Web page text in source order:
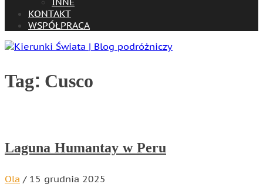
KONTAKT
WSPÓŁPRACA
Tag:Cusco
Laguna Humantay w Peru
Ola / 15 grudnia 2025